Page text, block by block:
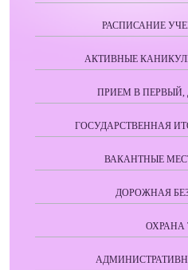
РАСПИСАНИЕ
АКТИВНЫЕ
ПРИЕМ В ПЕРВЫЙ,
ГОСУДАРСТВЕННАЯ
ВАКАНТНЫЕ
ДОРОЖНАЯ
ОХРАНА